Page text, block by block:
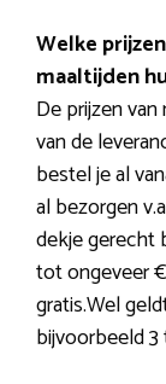
Welke
maaltijden
De prijzen
van de
bestel je al
al bezorgen
dekje gerecht
tot ongeveer
gratis.Wel
bijvoorbeeld